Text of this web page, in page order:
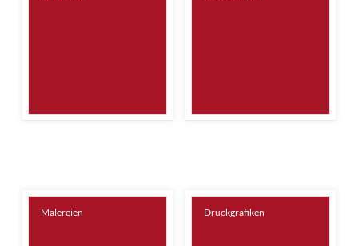
Malereien Druckgrafiken